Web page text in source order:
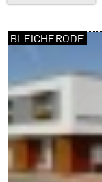
BLEICHERODE